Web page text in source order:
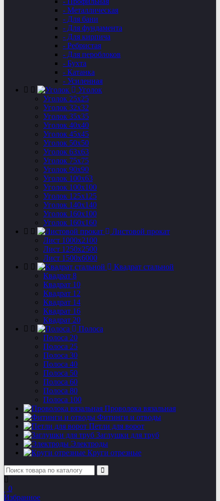
- Металлическая
- Для бани
- Для фундамента
- Для кирпича
- Ребристая
- Для пероблоков
- Бухта
- Катанка
- Усиленная
Уголок
Уголок 25х25
Уголок 32х32
Уголок 35х35
Уголок 40х40
Уголок 45х45
Уголок 50х50
Уголок 63х63
Уголок 75х75
Уголок 90х90
Уголок 100х63
Уголок 100х100
Уголок 125х125
Уголок 140х140
Уголок 160х100
Уголок 160х160
Листовой прокат
Лист 1000х2100
Лист 1250х2500
Лист 1500х6000
Квадрат стальной
Квадрат 8
Квадрат 10
Квадрат 12
Квадрат 14
Квадрат 16
Квадрат 20
Полоса
Полоса 20
Полоса 25
Полоса 30
Полоса 40
Полоса 50
Полоса 60
Полоса 80
Полоса 100
Проволока вязальная
Фитинги и отводы
Петли для ворот
Заглушки для труб
Электроды
Круги отрезные
0
Избранное